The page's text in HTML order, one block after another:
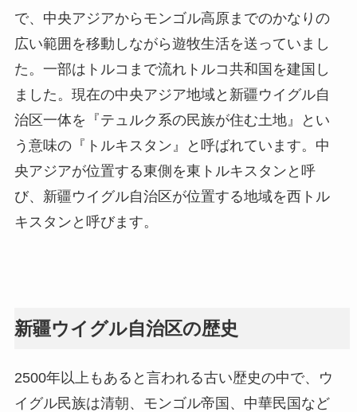
で、中央アジアからモンゴル高原までのかなりの
広い範囲を移動しながら遊牧生活を送っていまし
た。一部はトルコまで流れトルコ共和国を建国し
ました。現在の中央アジア地域と新疆ウイグル自
治区一体を『テュルク系の民族が住む土地』とい
う意味の『トルキスタン』と呼ばれています。中
央アジアが位置する東側を東トルキスタンと呼
び、新疆ウイグル自治区が位置する地域を西トル
キスタンと呼びます。
新疆ウイグル自治区の歴史
2500年以上もあると言われる古い歴史の中で、ウ
イグル民族は清朝、モンゴル帝国、中華民国など